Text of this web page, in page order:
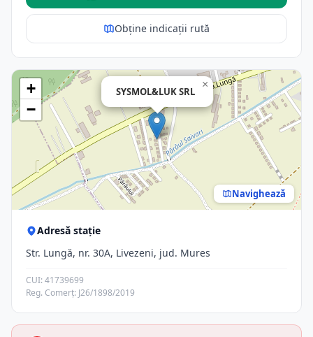
Obține indicații rută
SYSMOL&LUK SRL
×
+
−
Navighează
Adresă stație
Str. Lungă, nr. 30A, Livezeni, jud. Mures
CUI: 41739699
Reg. Comerț: J26/1898/2019